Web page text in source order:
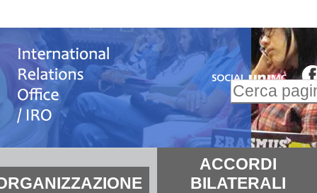
Inserire il
Ricerca
avanzata…
ACCORDI
BILATERALI